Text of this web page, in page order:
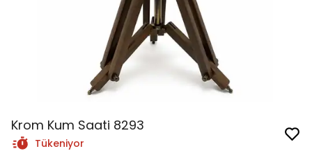
Krom Kum Saati 8293
Tükeniyor